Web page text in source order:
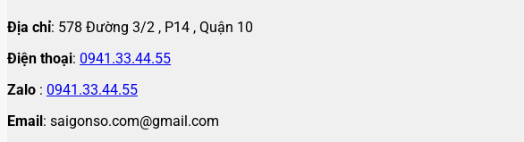
Địa chỉ: 578 Đường 3/2 , P14 , Quận 10
Điện thoại: 0941.33.44.55
Zalo : 0941.33.44.55
Email: saigonso.com@gmail.com